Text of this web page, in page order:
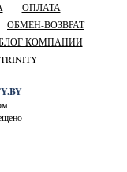
ОПЛАТА
ОБМЕН-ВОЗВРАТ
КОМПАНИИ